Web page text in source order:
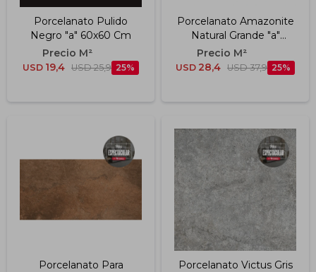
Porcelanato Pulido
Negro "a" 60x60 Cm
USD 19,4 USD 25,9 25
Porcelanato Amazonite
Natural Grande "a"
60x120 Cm
USD 28,4 USD 37,9 25
Porcelanato Para
Porcelanato Victus Gris